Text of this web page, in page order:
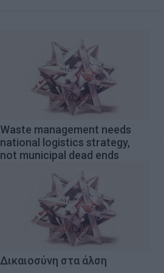
Waste management needs
national logistics strategy,
not municipal dead ends
Δικαιοσύνη στα άλση